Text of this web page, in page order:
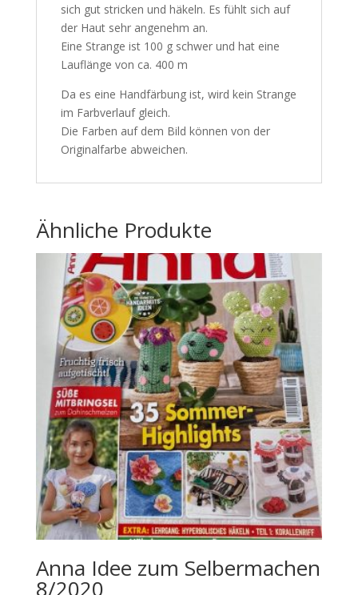
sich gut stricken und häkeln. Es fühlt sich auf
der Haut sehr angenehm an.
Eine Strange ist 100 g schwer und hat eine
Lauflänge von ca. 400 m
Da es eine Handfärbung ist, wird kein Strange
im Farbverlauf gleich.
Die Farben auf dem Bild können von der
Originalfarbe abweichen.
Ähnliche Produkte
Anna Idee zum Selbermachen
8/2020